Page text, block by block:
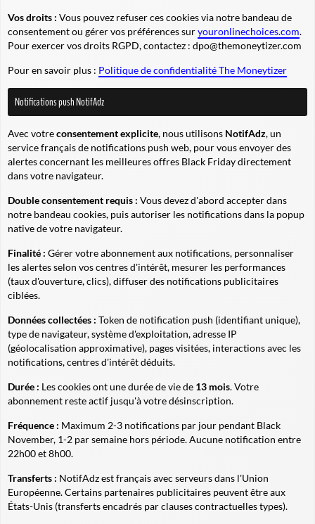
Vos droits : Vous pouvez refuser ces cookies via notre bandeau de
consentement ou gérer vos préférences suryouronlinechoices.com.
Pour exercer vos droits RGPD, contactez : dpo@themoneytizer.com
Pour en savoir plus : Politique de confidentialité The Moneytizer
Notifications push NotifAdz
Avec votreconsentement explicite, nous utilisons NotifAdz, un
service français de notifications push web, pour vous envoyer des
alertes concernant les meilleures offres Black Friday directement
dans votre navigateur.
Double consentement requis : Vous devez d'abord accepter dans
notre bandeau cookies, puis autoriser les notifications dans la popup
native de votre navigateur.
Finalité : Gérer votre abonnement aux notifications, personnaliser
les alertes selon vos centres d'intérêt, mesurer les performances
(taux d'ouverture, clics), diffuser des notifications publicitaires
ciblées.
Données collectées : Token de notification push (identifiant unique),
type de navigateur, système d'exploitation, adresse IP
(géolocalisation approximative), pages visitées, interactions avec les
notifications, centres d'intérêt déduits.
Durée : Les cookies ont une durée de vie de 13 mois. Votre
abonnement reste actif jusqu'à votre désinscription.
Fréquence : Maximum 2-3 notifications par jour pendant Black
November, 1-2 par semaine hors période. Aucune notification entre
22h00 et 8h00.
Transferts : NotifAdz est français avec serveurs dans l'Union
Européenne. Certains partenaires publicitaires peuvent être aux
États-Unis (transferts encadrés par clauses contractuelles types).